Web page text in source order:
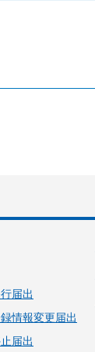
届出
情報変更届出
届出